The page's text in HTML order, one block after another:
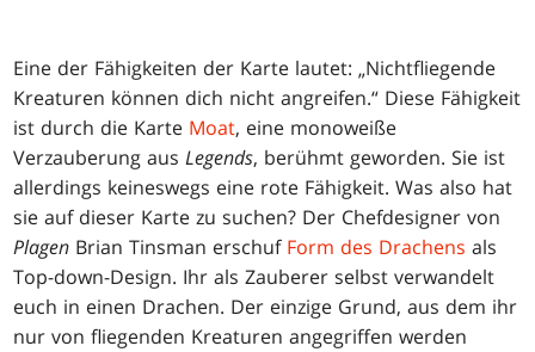
Eine der Fähigkeiten der Karte lautet: „Nichtfliegende
Kreaturen können dich nicht angreifen.“ Diese Fähigkeit
ist durch die Karte Moat, eine monoweiße
Verzauberung ausLegends, berühmt geworden. Sie ist
allerdings keineswegs eine rote Fähigkeit. Was also hat
sie auf dieser Karte zu suchen? Der Chefdesigner von
Plagen Brian Tinsman erschuf Form des Drachens als
Top-down-Design. Ihr als Zauberer selbst verwandelt
euch in einen Drachen. Der einzige Grund, aus dem ihr
nur von fliegenden Kreaturen angegriffen werden